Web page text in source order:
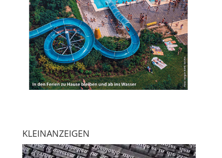
KLEINANZEIGEN